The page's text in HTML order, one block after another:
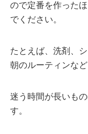
ので定番を作った
でください。
たとえば、洗剤、
朝のルーティンなど
迷う時間が長いも
す。